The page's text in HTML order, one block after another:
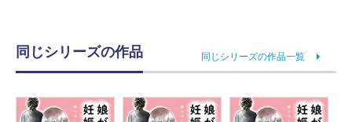
同じシリーズの作品 同じシリーズの作品一覧